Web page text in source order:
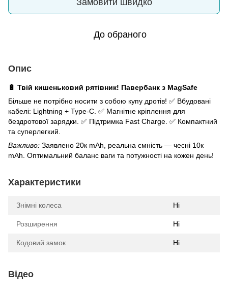
До обраного
Опис
🔋 Твій кишеньковий рятівник! Павербанк з MagSafe
Більше не потрібно носити з собою купу дротів! ✅ Вбудовані
кабелі: Lightning + Type-C. ✅ Магнітне кріплення для
бездротової зарядки. ✅ Підтримка Fast Charge. ✅ Компактний
та суперлегкий.
Важливо: Заявлено 20к mAh, реальна ємність — чесні 10к
mAh. Оптимальний баланс ваги та потужності на кожен день!
Характеристики
Знімні колеса Ні
Розширення Ні
Кодовий замок Ні
Відео